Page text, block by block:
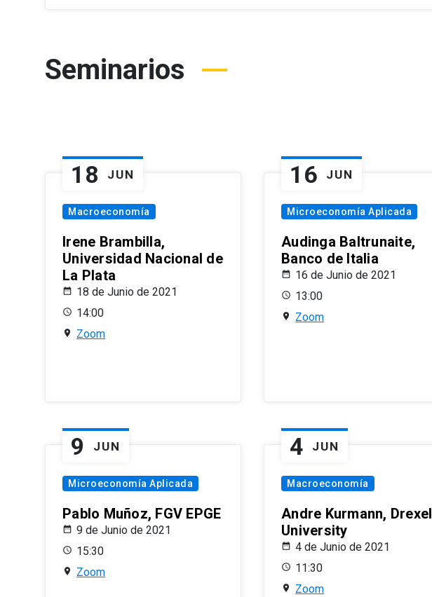
Seminarios
18 JUN
Macroeconomía
Irene Brambilla,
Universidad Nacional de
La Plata
18 de Junio de 2021
14:00
Zoom
16 JUN
Microeconomía Aplicada
Audinga Baltrunaite,
Banco de Italia
16 de Junio de 2021
13:00
Zoom
9 JUN
Microeconomía Aplicada
Pablo Muñoz, FGV EPGE
9 de Junio de 2021
15:30
Zoom
4 JUN
Macroeconomía
Andre Kurmann, Drexel
University
4 de Junio de 2021
11:30
Zoom